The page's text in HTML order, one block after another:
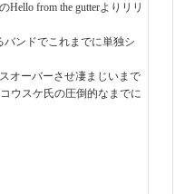
Hello from the gutterよりリリ
バンドでこれまでに単独シ
オーバーさせ凄まじいまで
ウスケ氏の圧倒的なまでに